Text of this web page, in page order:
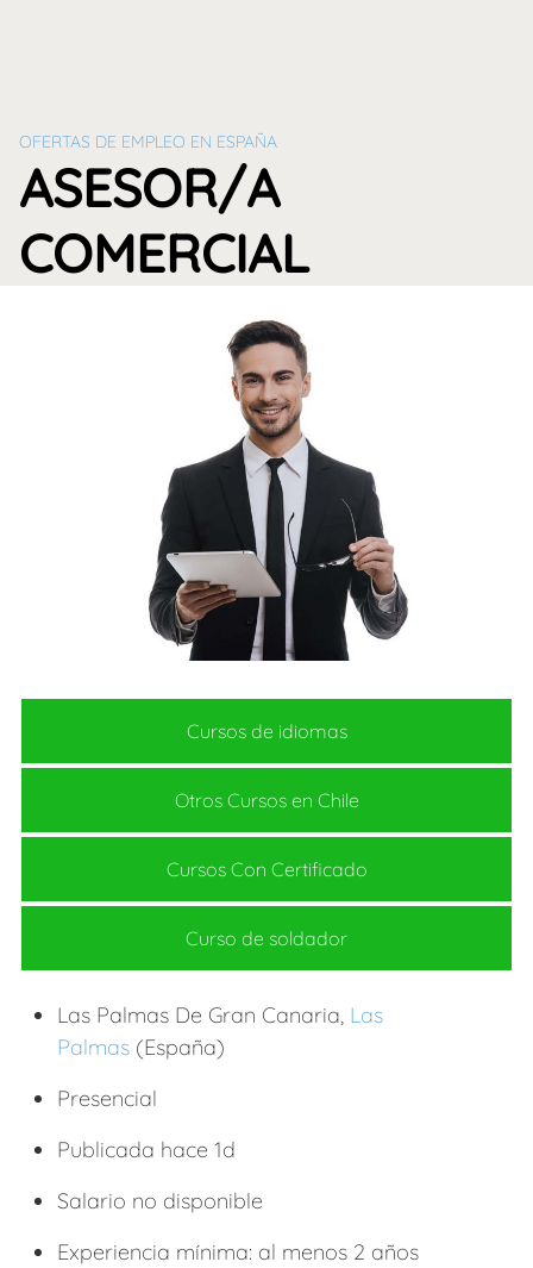
OFERTAS DE EMPLEO EN ESPAÑA
ASESOR/A
COMERCIAL
Cursos de idiomas
Otros Cursos en Chile
Cursos Con Certificado
Curso de soldador
Las Palmas De Gran Canaria, Las
Palmas (España)
Presencial
Publicada hace 1d
Salario no disponible
Experiencia mínima: al menos 2 años